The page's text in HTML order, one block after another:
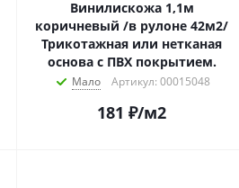
Винилискожа 1,1м
коричневый /в рулоне 42м2/
Трикотажная или нетканая
основа с ПВХ покрытием.
Мало Артикул: 00015048
181 ₽/м2